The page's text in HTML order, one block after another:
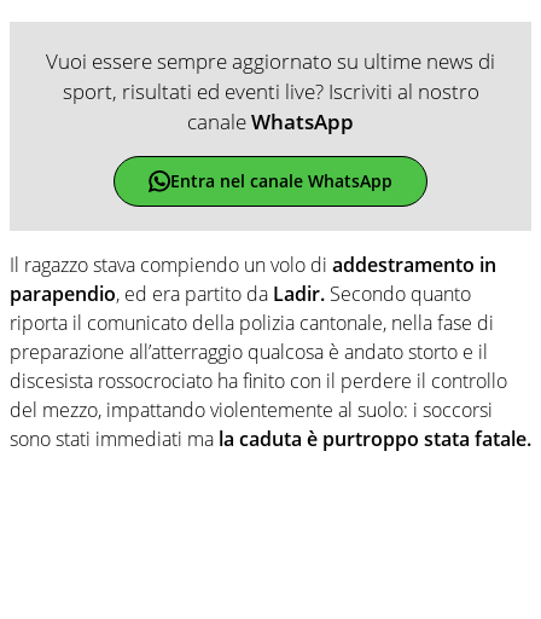
Vuoi essere sempre aggiornato su ultime news di
sport, risultati ed eventi live? Iscriviti al nostro
canaleWhatsApp
Entra nel canale WhatsApp
Il ragazzo stava compiendo un volo di addestramento in
parapendio, ed era partito da Ladir. Secondo quanto
riporta il comunicato della polizia cantonale, nella fase di
preparazione all’atterraggio qualcosa è andato storto e il
discesista rossocrociato ha finito con il perdere il controllo
del mezzo, impattando violentemente al suolo: i soccorsi
sono stati immediati ma la caduta è purtroppo stata fatale.